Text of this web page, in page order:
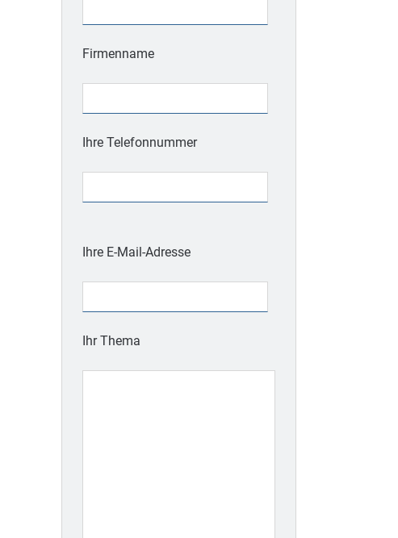
Firmenname
Ihre Telefonnummer
lasse
leer.
Ihre E-Mail-Adresse
Ihr Thema